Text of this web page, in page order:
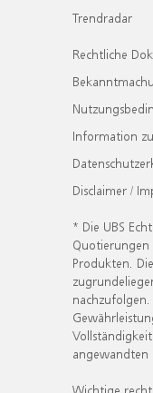
Trendradar
Rechtliche
Information
Disclaimer /
* Die UBS
Quotierungen
Produkten.
angewandten